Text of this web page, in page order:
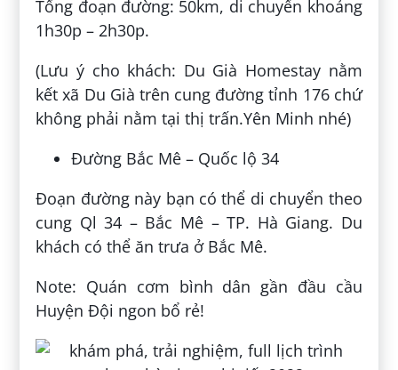
Tổng đoạn đường: 50km, di chuyển khoảng
1h30p – 2h30p.
(Lưu ý cho khách: Du Già Homestay nằm
kết xã Du Già trên cung đường tỉnh 176 chứ
không phải nằm tại thị trấn.Yên Minh nhé)
Đường Bắc Mê – Quốc lộ 34
Đoạn đường này bạn có thể di chuyển theo
cung Ql 34 – Bắc Mê – TP. Hà Giang. Du
khách có thể ăn trưa ở Bắc Mê.
Note: Quán cơm bình dân gần đầu cầu
Huyện Đội ngon bổ rẻ!